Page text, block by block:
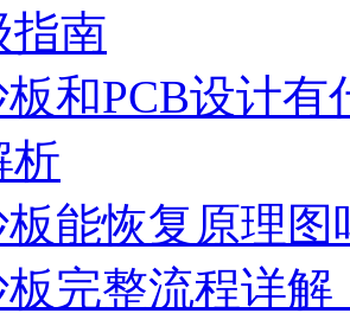
指南
板和PCB设计
析
板能恢复原理
板完整流程详